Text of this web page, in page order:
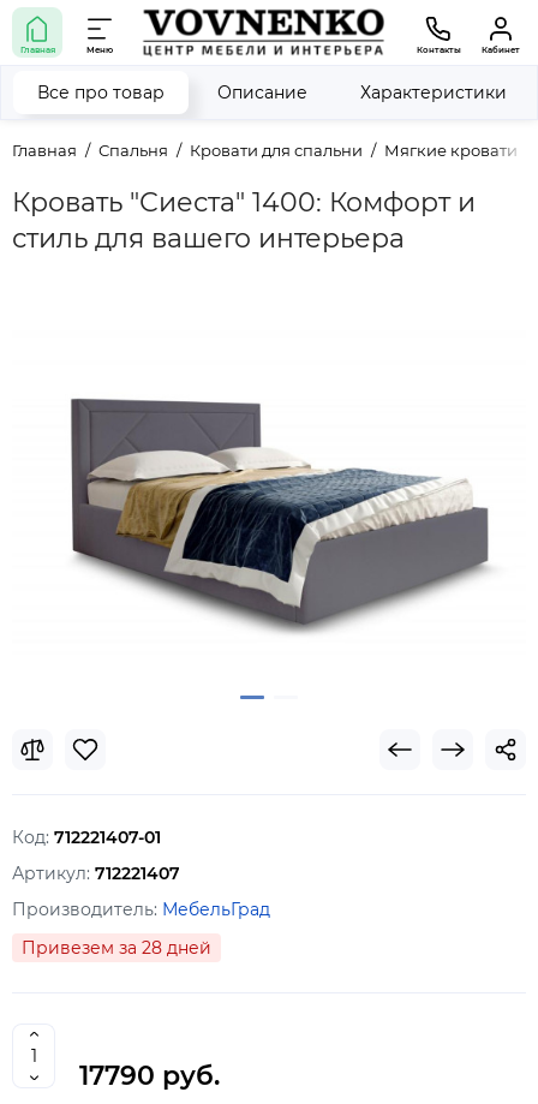
Главная Меню Контакты Кабинет
Главная Спальня Кровати для спальни Мягкие кровати
Кровать "Сиеста" 1400: Комфорт и
стиль для вашего интерьера
Все про товар Описание Характеристики
Код: 712221407-01
Артикул: 712221407
Производитель: МебельГрад
Привезем за 28 дней
17790 руб.